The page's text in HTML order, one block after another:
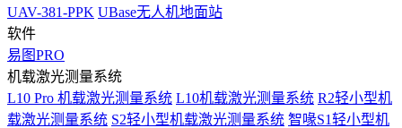
UAV-381-PPK UBase无人机地面站
软件
易图PRO
机载激光测量系统
L10 Pro 机载激光测量系统 L10机载激光测量系统 R2轻小型机
载激光测量系统 S2轻小型机载激光测量系统 智喙S1轻小型机